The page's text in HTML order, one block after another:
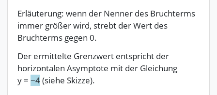
Erläuterung: wenn der Nenner des Bruchterms
immer größer wird, strebt der Wert des
Bruchterms gegen 0.
Der ermittelte Grenzwert entspricht der
horizontalen Asymptote mit der Gleichung
y = −4(siehe Skizze).